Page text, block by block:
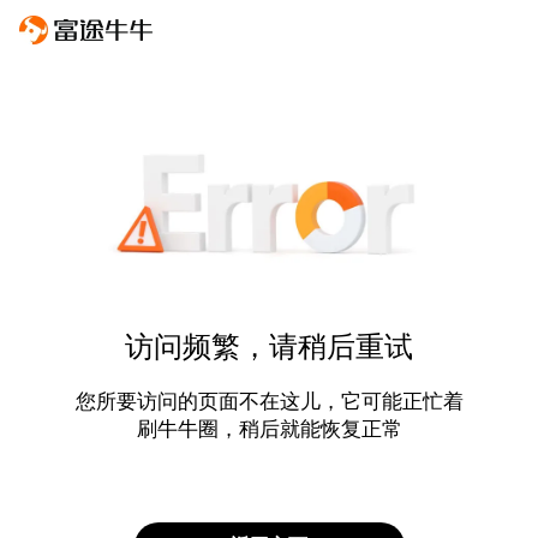
访问频繁，请稍后重试
您所要访问的页面不在这儿，它可能正忙着
刷牛牛圈，稍后就能恢复正常